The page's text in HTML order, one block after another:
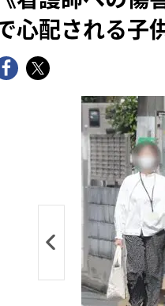
心配される子